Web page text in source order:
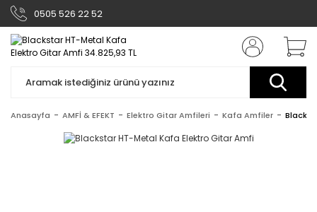
0505 526 22 52
Anasayfa AMFİ & EFEKT Elektro Gitar Amfileri Kafa Amfiler